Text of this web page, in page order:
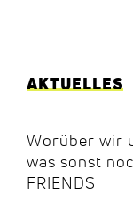
AKTUELLES
Worüber wir
was sonst
FRIENDS